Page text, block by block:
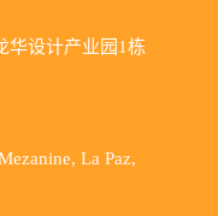
华设计产业园1栋
La Paz,